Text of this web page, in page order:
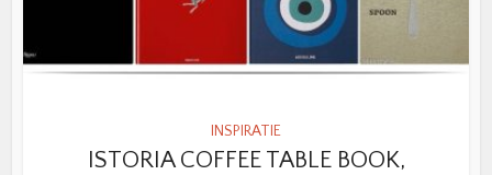
INSPIRATIE
ISTORIA COFFEE TABLE BOOK,